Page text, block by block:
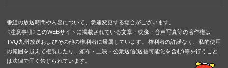
番組の放送時間や内容について、急遽変更する場合がございます。
《注意事項》このWEBサイトに掲載されている文章・映像・音声写真等の著作権は
TVQ九州放送およびその他の権利者に帰属しています。 権利者の許諾なく、私的使用
の範囲を越えて複製したり、頒布・上映・公衆送信(送信可能化を含む)等を行うこと
は法律で固く禁じられています。